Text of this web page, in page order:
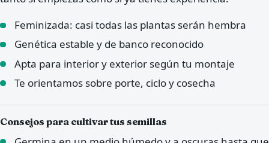
Feminizada: casi todas las plantas serán hembra
Genética estable y de banco reconocido
Apta para interior y exterior según tu montaje
Te orientamos sobre porte, ciclo y cosecha
Consejos para cultivar tus semillas